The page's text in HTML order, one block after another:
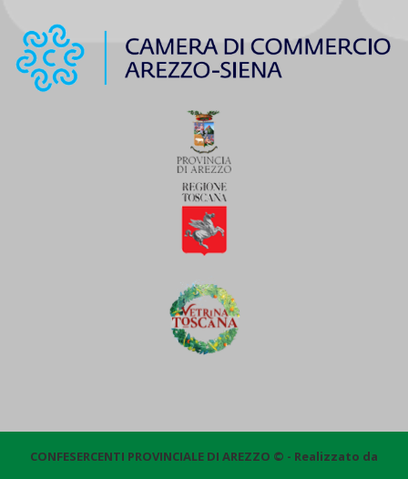
CONFESERCENTI PROVINCIALE DI AREZZO © - Realizzato da